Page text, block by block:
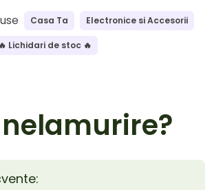
Casa Ta Electronice si Accesorii
🔥 Lichidari de stoc 🔥